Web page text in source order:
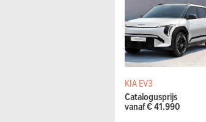
KIA EV3
Catalogusprijs
vanaf € 41.990